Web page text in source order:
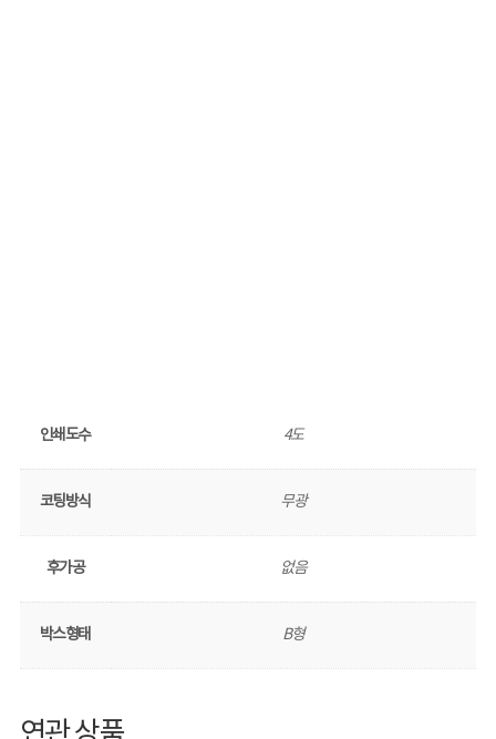
인쇄도수 4도
코팅방식 무광
후가공 없음
박스형태 B형